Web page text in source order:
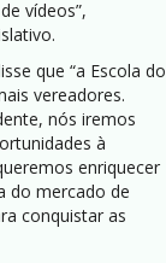
vídeos”,
que “a Escola do
vereadores.
nós iremos
à
enriquecer
do mercado de
conquistar as